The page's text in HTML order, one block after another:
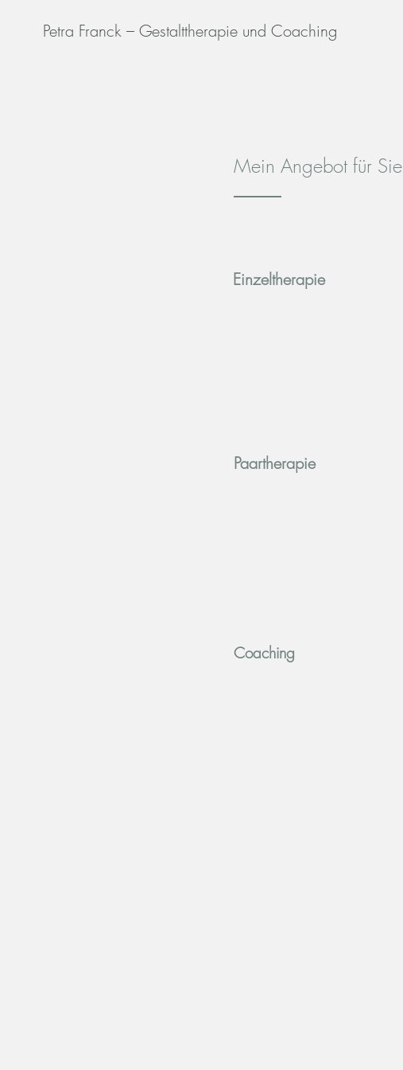
Petra Franck – Gestalttherapie und Coaching
Mein Angebot für Sie
Einzeltherapie
Paartherapie
Coaching